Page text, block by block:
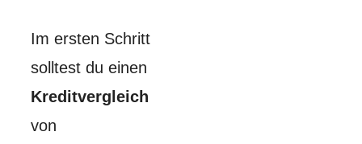
Im ersten Schritt
solltest du einen
Kreditvergleich
von